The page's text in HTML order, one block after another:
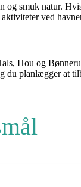
og smuk natur.
ved
Hou og
du planlægger at